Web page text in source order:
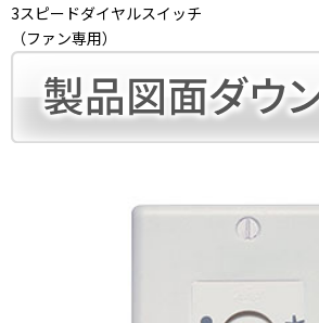
3スピードダイヤルスイッチ
（ファン専用）